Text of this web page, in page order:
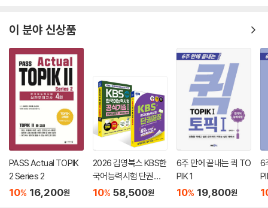
이 분야 신상품
PASS Actual TOPIK
2 Series 2
10% 16,200원
2026 김영북스 KBS한
국어능력시험 단권끝
장 + 2026 [상반기 공
10% 58,500원
6주 만에 끝내는 퀵 TO
PIK 1
10% 19,800원
6